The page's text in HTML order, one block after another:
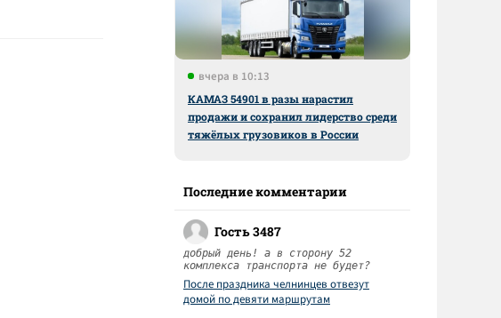
вчера в 10:13
КАМАЗ 54901 в разы нарастил
продажи и сохранил лидерство среди
тяжёлых грузовиков в России
Последние комментарии
Гость 3487
добрый день! а в сторону 52
комплекса транспорта не будет?
После праздника челнинцев отвезут
домой по девяти маршрутам